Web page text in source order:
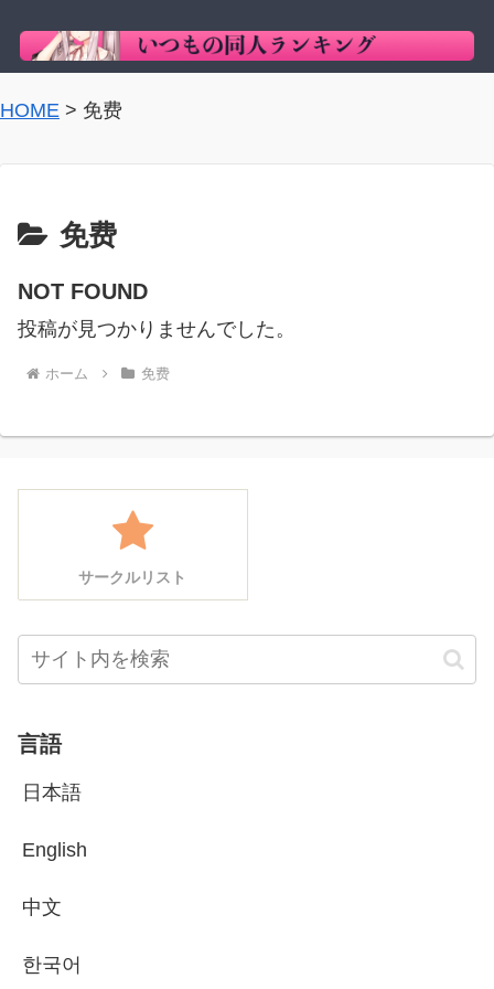
HOME > 免费
免费
NOT FOUND
投稿が見つかりませんでした。
ホーム 免费
サークルリスト
言語
日本語
English
中文
한국어